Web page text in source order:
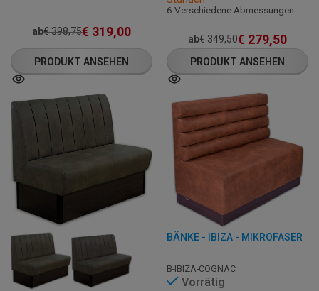
ab€398,75€ 319,00
PRODUKT ANSEHEN
6 Verschiedene Abmessungen
ab€349,50€ 279,50
PRODUKT ANSEHEN
BÄNKE - IBIZA - MIKROFASER
B-IBIZA-COGNAC
Vorrätig